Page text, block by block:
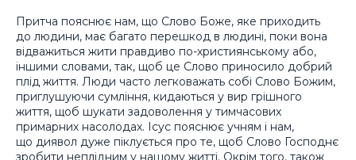
Притча пояснює нам, що Слово Боже, яке приходить
до людини, має багато перешкод в людині, поки вона
відважиться жити правдиво по-християнському або,
іншими словами, так, щоб це Слово приносило добрий
плід життя. Люди часто легковажать собі Слово Божим,
приглушуючи сумління, кидаються у вир грішного
життя, щоб шукати задоволення у тимчасових
примарних насолодах. Ісус пояснює учням і нам,
що диявол дуже піклується про те, щоб Слово Господнє
зробити неплідним у нашому житті. Окрім того, також